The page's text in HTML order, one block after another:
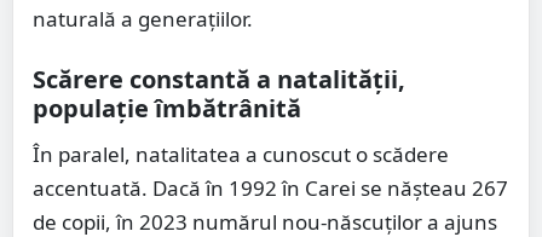
naturală a generațiilor.
Scărere constantă a natalității,
populație îmbătrânită
În paralel, natalitatea a cunoscut o scădere
accentuată. Dacă în 1992 în Carei se nășteau 267
de copii, în 2023 numărul nou-născuților a ajuns